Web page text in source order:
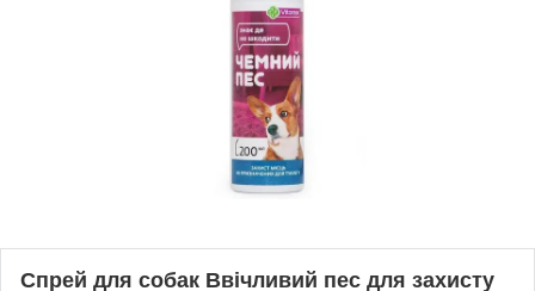
Спрей для собак Ввічливий пес для захисту